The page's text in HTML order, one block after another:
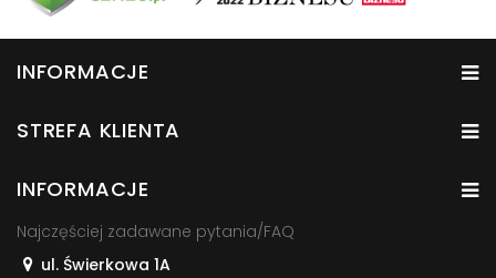
INFORMACJE
STREFA KLIENTA
INFORMACJE
Najczęściej zadawane pytania/FAQ
ul. Świerkowa 1A